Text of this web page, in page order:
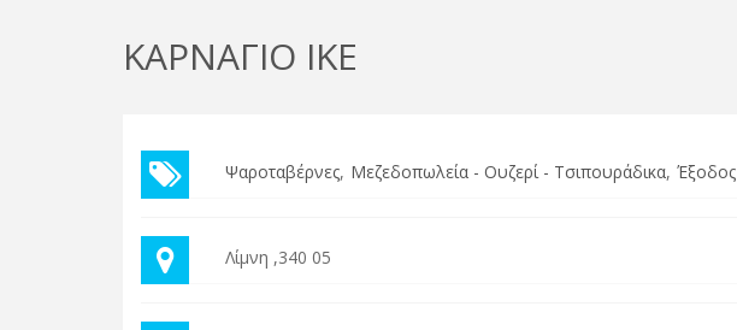
ΚΑΡΝΑΓΙΟ ΙΚΕ
Ψαροταβέρνες Μεζεδοπωλεία - Ουζερί - Τσιπουράδικα Έξοδος
Λίμνη ,340 05